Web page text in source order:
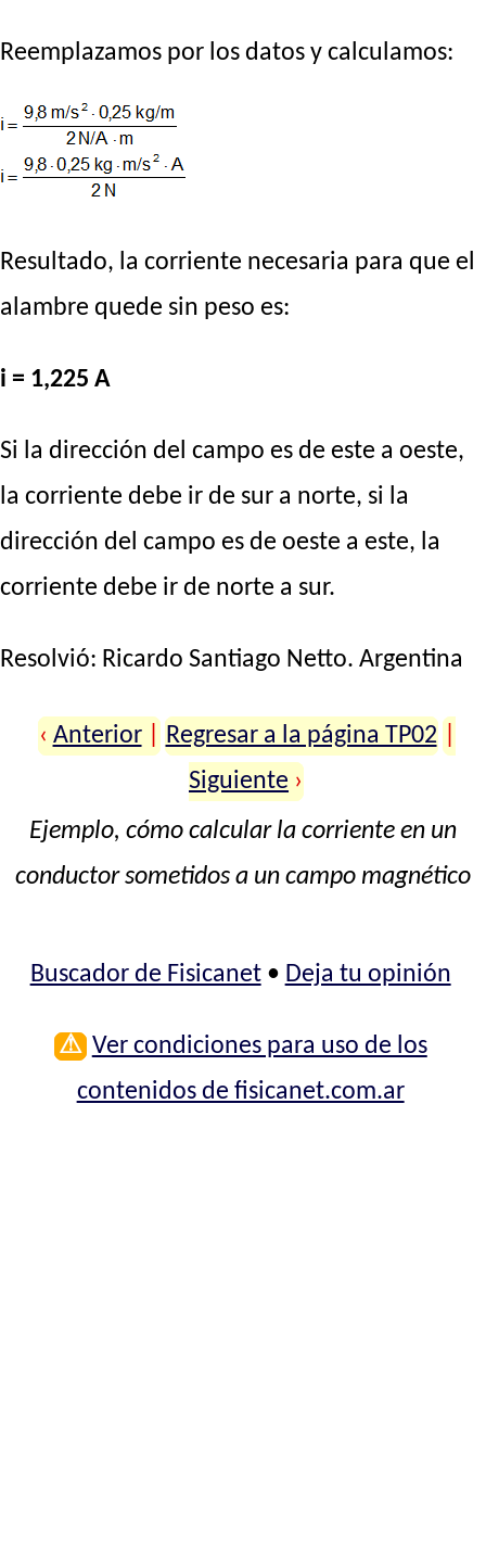
Reemplazamos por los datos y calculamos:
Resultado, la corriente necesaria para que el
alambre quede sin peso es:
i = 1,225 A
Si la dirección del campo es de este a oeste,
la corriente debe ir de sur a norte, si la
dirección del campo es de oeste a este, la
corriente debe ir de norte a sur.
Resolvió: Ricardo Santiago Netto. Argentina
‹ Anterior Regresar a la página TP02
Siguiente ›
Ejemplo, cómo calcular la corriente en un
conductor sometidos a un campo magnético
Buscador de Fisicanet• Deja tu opinión
⚠ Ver condiciones para uso de los
contenidos de fisicanet.com.ar